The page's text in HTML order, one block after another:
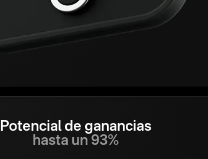
Potencial de ganancias
hasta un 93%